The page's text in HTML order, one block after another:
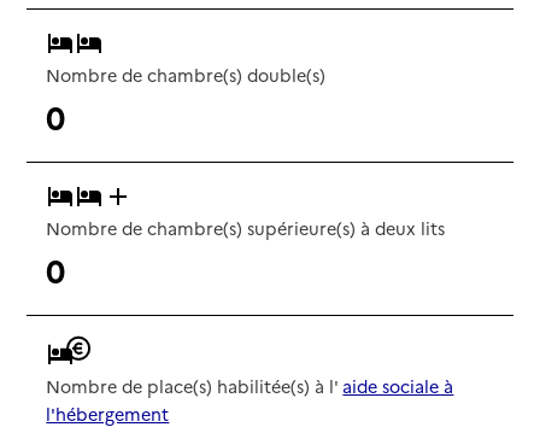
Nombre de chambre(s) double(s)
0
Nombre de chambre(s) supérieure(s) à deux lits
0
Nombre de place(s) habilitée(s) à l' aide sociale à
l'hébergement